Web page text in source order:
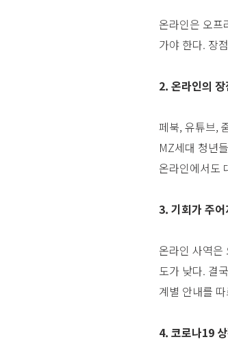
온라인은 오프
가야 한다. 장
2. 온라인의
페북, 유튜브,
MZ세대 청년
온라인에서도
3. 기회가 주
온라인 사역은
도가 낮다. 결
계별 안내를
4. 코로나19